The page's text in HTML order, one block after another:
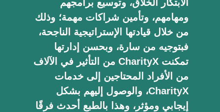
الابتكار الخلاق، وتوسيع برامجهم
ومهامهم، وتأمين شراكات مهمة؛ وذلك
من خلال قيادتها الإستراتيجية الناجحة،
فبتوجيه من سارة، وبحسن إدارتها
تمكنت CharityX من التأثير في الآلاف
من الأفراد المحتاجين إلى خدمات
CharityX، والوصول إليهم بشكل
إيجابي ومؤثر، وهذا بالطبع أحدث فرقًا